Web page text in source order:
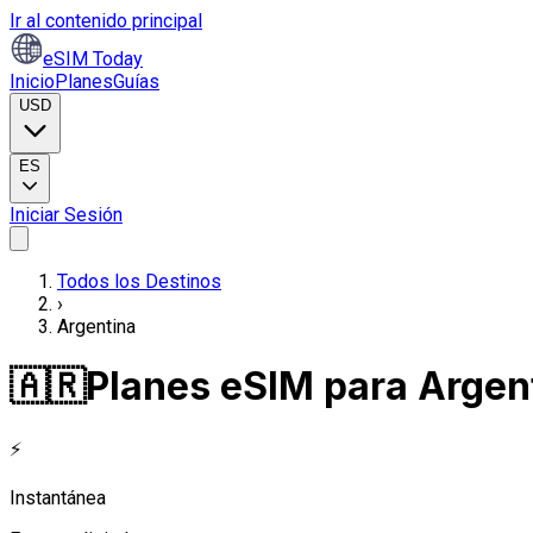
Ir al contenido principal
eSIM Today
InicioPlanesGuías
USD
ES
Iniciar Sesión
Todos los Destinos
›
Argentina
🇦🇷Planes eSIM para
⚡
Instantánea